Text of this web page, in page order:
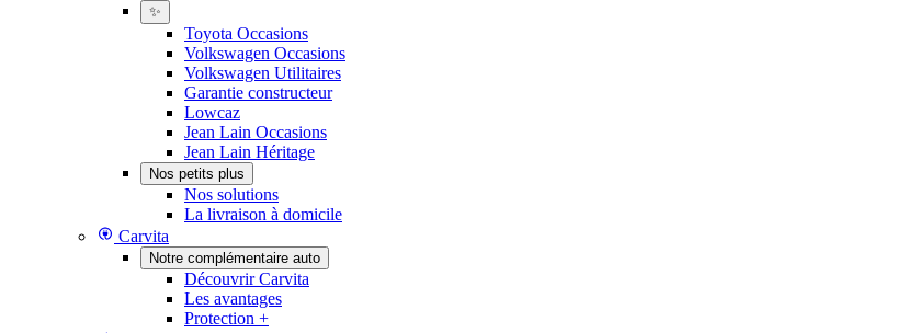
✨
Toyota Occasions
Volkswagen Occasions
Volkswagen Utilitaires
Garantie constructeur
Lowcaz
Jean Lain Occasions
Jean Lain Héritage
Nos petits plus
Nos solutions
La livraison à domicile
Carvita
Notre complémentaire auto
Découvrir Carvita
Les avantages
Protection +